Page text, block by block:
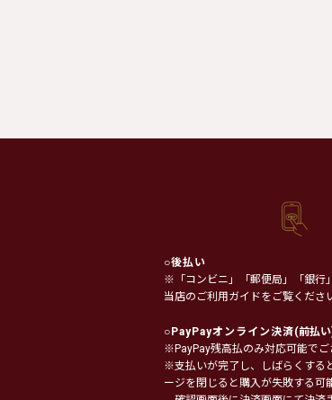
○後払い
※「コンビニ」「郵便局」「銀行
当店のご利用ガイドをご覧くだ
○PayPayオンライン決済(前払
※PayPay残高払のみ対応可能でご
※支払いが完了し、しばらくする
ージを閉じると購入が失敗する可